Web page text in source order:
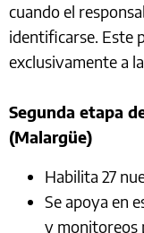
cuando el
identificarse. Este
exclusivamente a
Segunda etapa
(Malargüe)
Habilita 27
Se apoya en
y monitoreos